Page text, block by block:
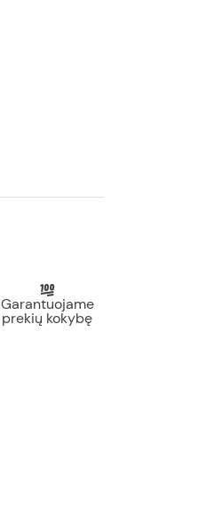
Garantuojame
prekių kokybę